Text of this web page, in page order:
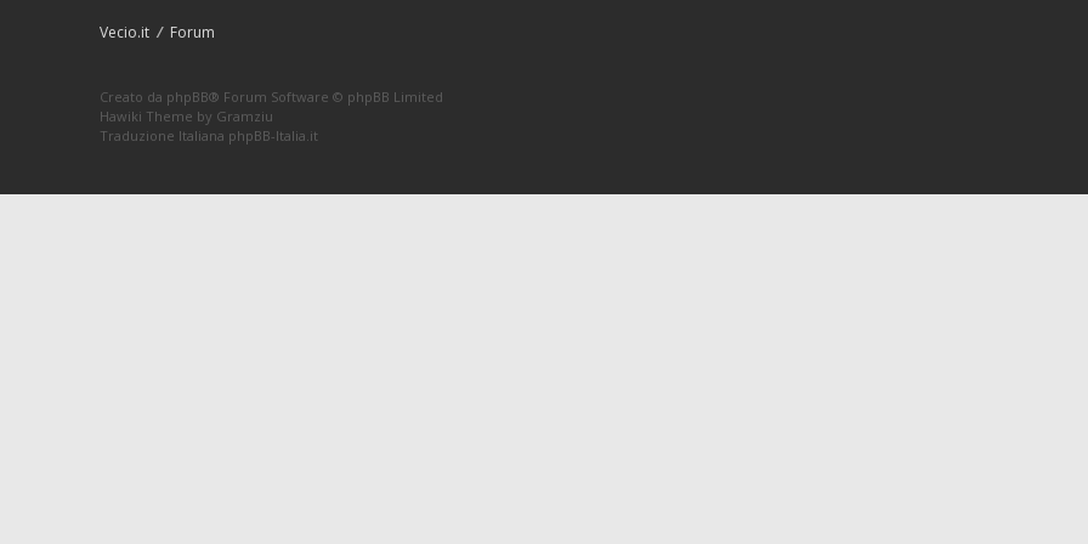
Vecio.it Forum
Creato da phpBB® Forum Software © phpBB Limited
Hawiki Theme by Gramziu
Traduzione Italiana phpBB-Italia.it